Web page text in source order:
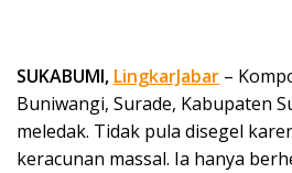
SUKABUMI, LingkarJabar –
Buniwangi, Surade, Kabupaten
meledak. Tidak pula disegel
keracunan massal. Ia hanya